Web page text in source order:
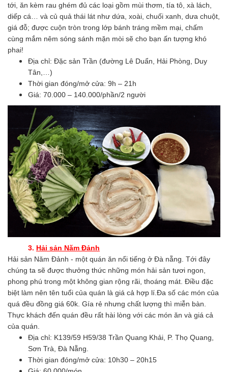
tới, ăn kèm rau ghém đủ các loại gồm mùi thơm, tía tô, xà lách,
diếp cá… và củ quả thái lát như dứa, xoài, chuối xanh, dưa chuột,
giá đỗ; được cuộn tròn trong lớp bánh tráng mềm mại, chấm
cùng mắm nêm sóng sánh mặn mòi sẽ cho bạn ấn tượng khó
phai!
Địa chỉ: Đặc sản Trần (đường Lê Duẩn, Hải Phòng, Duy
Tân,…)
Thời gian đóng/mở cửa: 9h – 21h
Giá: 70.000 – 140.000/phần/2 người
3. Hải sản Năm Đảnh
Hải sản Năm Đảnh - một quán ăn nổi tiếng ở Đà nẵng. Tới đây
chúng ta sẽ được thưởng thức những món hải sản tươi ngon,
phong phú trong một không gian rộng rãi, thoáng mát. Điều đặc
biệt làm nên tên tuổi của quán là giá cả hợp lí.Đa số các món của
quá đều đồng giá 60k. Gía rẻ nhưng chất lượng thì miễn bàn.
Thực khách đến quán đều rất hài lòng với các món ăn và giá cả
của quán.
Địa chỉ: K139/59 H59/38 Trần Quang Khải, P. Thọ Quang,
Sơn Trà, Đà Nẵng.
Thời gian đóng/mở cửa: 10h30 – 20h15